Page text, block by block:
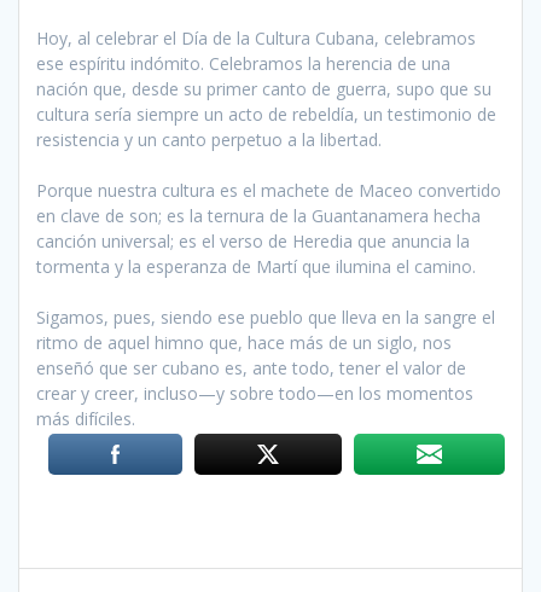
Hoy, al celebrar el Día de la Cultura Cubana, celebramos
ese espíritu indómito. Celebramos la herencia de una
nación que, desde su primer canto de guerra, supo que su
cultura sería siempre un acto de rebeldía, un testimonio de
resistencia y un canto perpetuo a la libertad.
Porque nuestra cultura es el machete de Maceo convertido
en clave de son; es la ternura de la Guantanamera hecha
canción universal; es el verso de Heredia que anuncia la
tormenta y la esperanza de Martí que ilumina el camino.
Sigamos, pues, siendo ese pueblo que lleva en la sangre el
ritmo de aquel himno que, hace más de un siglo, nos
enseñó que ser cubano es, ante todo, tener el valor de
crear y creer, incluso—y sobre todo—en los momentos
más difíciles.